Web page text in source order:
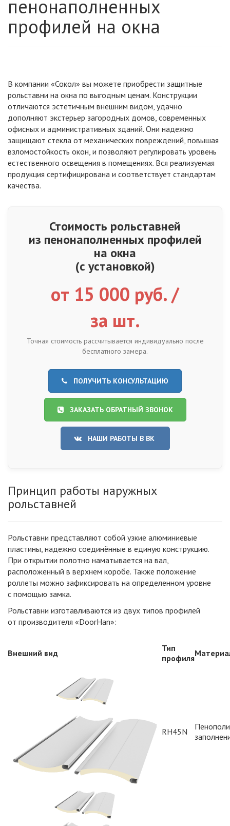
пенонаполненных
профилей на окна
В компании «Сокол» вы можете приобрести защитные
рольставни на окна по выгодным ценам. Конструкции
отличаются эстетичным внешним видом, удачно
дополняют экстерьер загородных домов, современных
офисных и административных зданий. Они надежно
защищают стекла от механических повреждений, повышая
взломостойкость окон, и позволяют регулировать уровень
естественного освещения в помещениях. Вся реализуемая
продукция сертифицирована и соответствует стандартам
качества.
Стоимость рольставней
из пенонаполненных профилей
на окна
(с установкой)
от 15 000 руб. /
за шт.
Точная стоимость рассчитывается индивидуально после
бесплатного замера.
ПОЛУЧИТЬ КОНСУЛЬТАЦИЮ
ЗАКАЗАТЬ ОБРАТНЫЙ ЗВОНОК
НАШИ РАБОТЫ В ВК
Принцип работы наружных
рольставней
Рольставни представляют собой узкие алюминиевые
пластины, надежно соединённые в единую конструкцию.
При открытии полотно наматывается на вал,
расположенный в верхнем коробе. Также положение
роллеты можно зафиксировать на определенном уровне
с помощью замка.
Рольставни изготавливаются из двух типов профилей
от производителя «DoorHan»:
Внешний вид
Тип
профиля
RH45N